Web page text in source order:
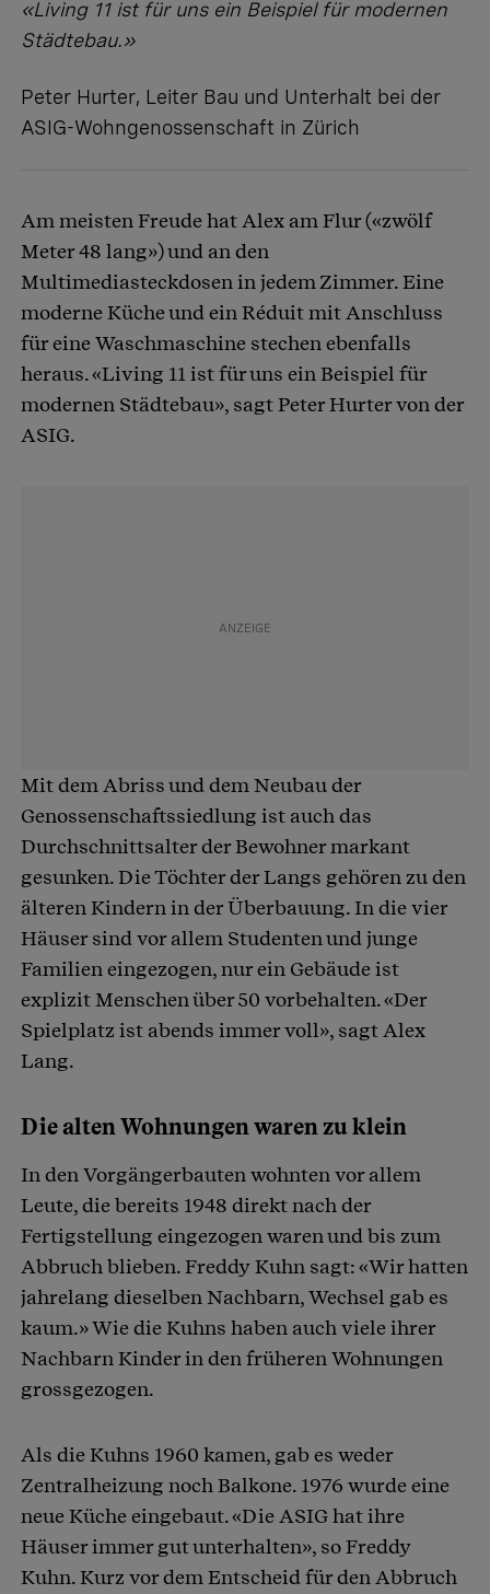
«Living 11 ist für uns ein Beispiel für modernen
Städtebau.»
Peter Hurter, Leiter Bau und Unterhalt bei der
ASIG-Wohngenossenschaft in Zürich
Am meisten Freude hat Alex am Flur («zwölf
Meter 48 lang») und an den
Multimediasteckdosen in jedem Zimmer. Eine
moderne Küche und ein Réduit mit Anschluss
für eine Waschmaschine stechen ebenfalls
heraus. «Living 11 ist für uns ein Beispiel für
modernen Städtebau», sagt Peter Hurter von der
ASIG.
Mit dem Abriss und dem Neubau der
Genossenschaftssiedlung ist auch das
Durchschnittsalter der Bewohner markant
gesunken. Die Töchter der Langs gehören zu den
älteren Kindern in der Überbauung. In die vier
Häuser sind vor allem Studenten und junge
Familien eingezogen, nur ein Gebäude ist
explizit Menschen über 50 vorbehalten. «Der
Spielplatz ist abends immer voll», sagt Alex
Lang.
Die alten Wohnungen waren zu klein
In den Vorgängerbauten wohnten vor allem
Leute, die bereits 1948 direkt nach der
Fertigstellung eingezogen waren und bis zum
Abbruch blieben. Freddy Kuhn sagt: «Wir hatten
jahrelang dieselben Nachbarn, Wechsel gab es
kaum.» Wie die Kuhns haben auch viele ihrer
Nachbarn Kinder in den früheren Wohnungen
grossgezogen.
Als die Kuhns 1960 kamen, gab es weder
Zentralheizung noch Balkone. 1976 wurde eine
neue Küche eingebaut. «Die ASIG hat ihre
Häuser immer gut unterhalten», so Freddy
Kuhn. Kurz vor dem Entscheid für den Abbruch